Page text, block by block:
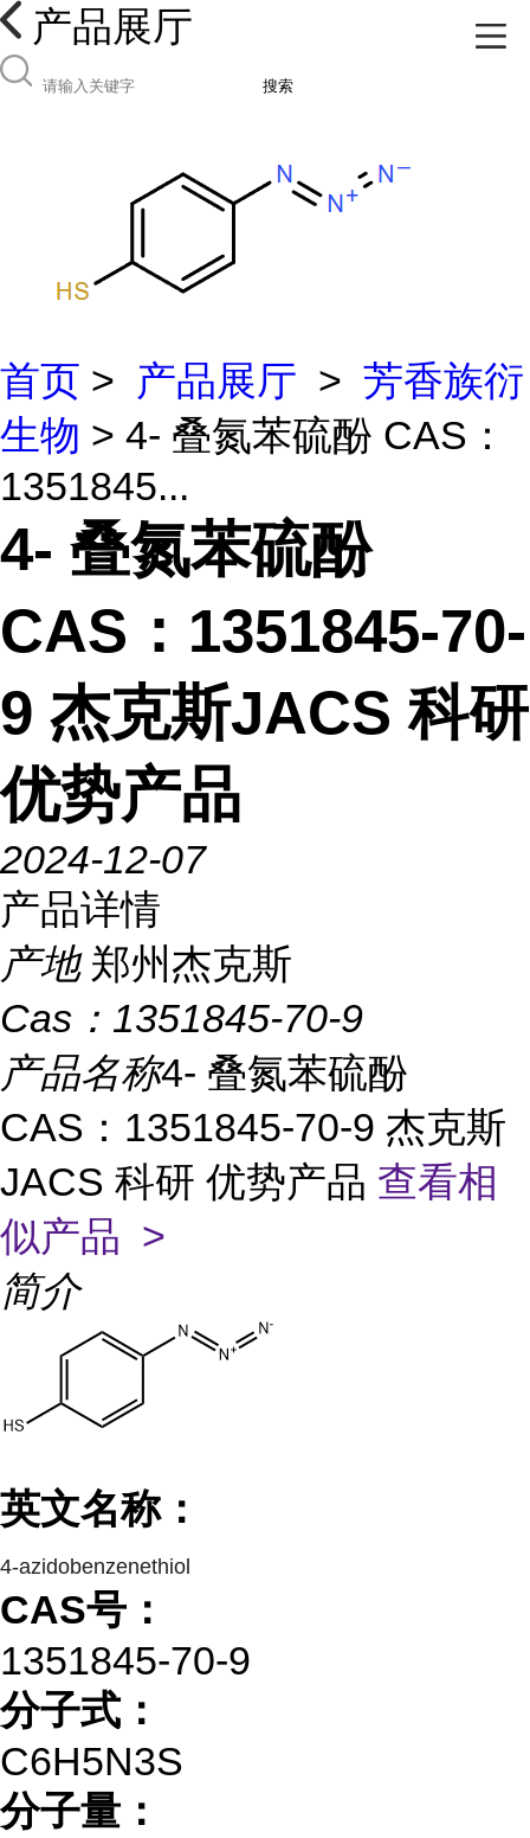
产品展厅
搜索
首页 > 产品展厅 > 芳香族衍
生物 > 4- 叠氮苯硫酚 CAS：
1351845...
4- 叠氮苯硫酚
CAS：1351845-70-
9 杰克斯JACS 科研
优势产品
2024-12-07
产品详情
产地 郑州杰克斯
Cas： 1351845-70-9
产品名称4- 叠氮苯硫酚
CAS：1351845-70-9 杰克斯
JACS 科研 优势产品 查看相
似产品 >
简介
英文名称：
4-azidobenzenethiol
CAS号：
1351845-70-9
分子式：
C6H5N3S
分子量：